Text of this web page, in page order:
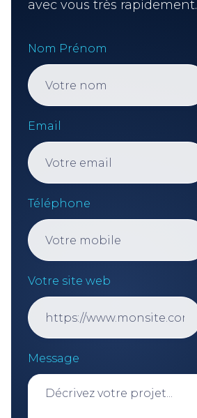
avec vous très rapidement.
Nom Prénom
Email
Téléphone
Votre site web
Message